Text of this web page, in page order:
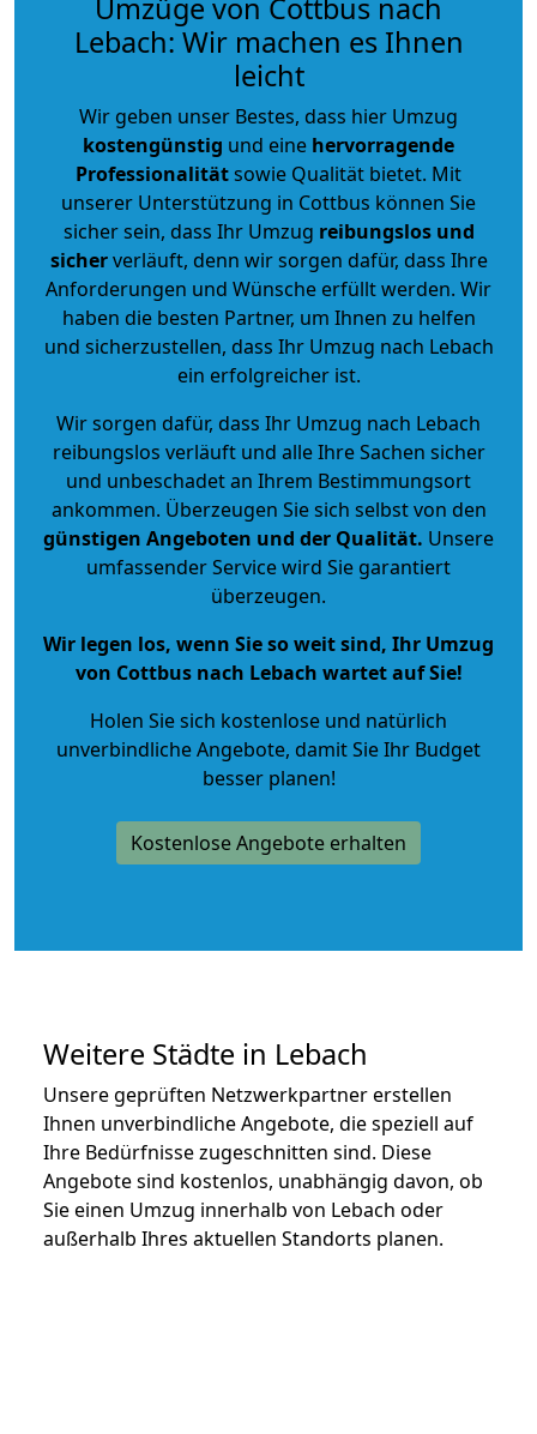
Umzüge von Cottbus nach
Lebach: Wir machen es Ihnen
leicht
Wir geben unser Bestes, dass hier Umzug
kostengünstig und eine hervorragende
Professionalitätsowie Qualität bietet. Mit
unserer Unterstützung in Cottbus können Sie
sicher sein, dass Ihr Umzug reibungslos und
sicherverläuft, denn wir sorgen dafür, dass Ihre
Anforderungen und Wünsche erfüllt werden. Wir
haben die besten Partner, um Ihnen zu helfen
und sicherzustellen, dass Ihr Umzug nach Lebach
ein erfolgreicher ist.
Wir sorgen dafür, dass Ihr Umzug nach Lebach
reibungslos verläuft und alle Ihre Sachen sicher
und unbeschadet an Ihrem Bestimmungsort
ankommen. Überzeugen Sie sich selbst von den
günstigen Angeboten und der Qualität. Unsere
umfassender Service wird Sie garantiert
überzeugen.
Wir legen los, wenn Sie so weit sind, Ihr Umzug
von Cottbus nach Lebach wartet auf Sie!
Holen Sie sich kostenlose und natürlich
unverbindliche Angebote, damit Sie Ihr Budget
besser planen!
Kostenlose Angebote erhalten
Weitere Städte in Lebach
Unsere geprüften Netzwerkpartner erstellen
Ihnen unverbindliche Angebote, die speziell auf
Ihre Bedürfnisse zugeschnitten sind. Diese
Angebote sind kostenlos, unabhängig davon, ob
Sie einen Umzug innerhalb von Lebach oder
außerhalb Ihres aktuellen Standorts planen.